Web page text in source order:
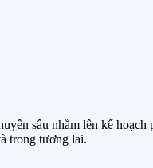
sâu nhằm lên kế hoạch
trong tương lai.